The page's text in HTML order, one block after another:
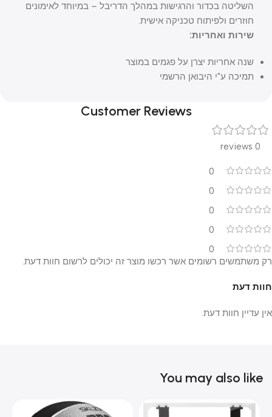
השליטה בכדור והרגישות במהלך הדריבל – במיוחד לאימונים
חוזרים ולפיתוח טכניקה אישית.
שירות ואחריות:
שנה אחריות יצרן על פגמים במוצר
תמיכה ע"י היבואן הרשמי
Customer Reviews
0 reviews
0
0
0
0
0
חוות דעת
אין עדיין חוות דעת.
רק משתמשים רשומים אשר רכשו מוצר זה יכולים לרשום חוות דעת.
You may also like